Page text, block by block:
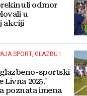
odmor
u
akciji
SPORT, GLAZBU I
sportski
Livna 2025.'
poznata imena